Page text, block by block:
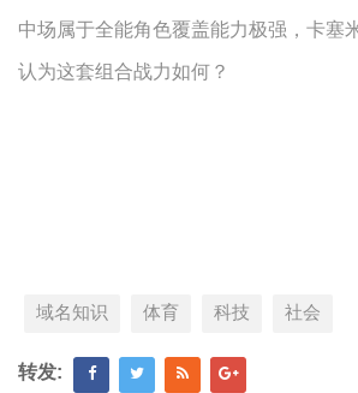
中场属于全能角色覆盖能力极强，卡塞
认为这套组合战力如何？
域名知识 体育 科技 社会
转发: